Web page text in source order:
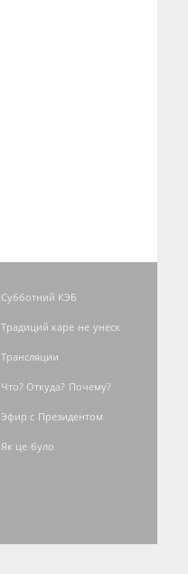
Субботний КЭБ
Традиций каре не унеск
Трансляции
Что? Откуда? Почему?
Эфир с Президентом
Як це було